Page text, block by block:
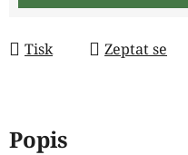
Tisk Zeptat se
Popis